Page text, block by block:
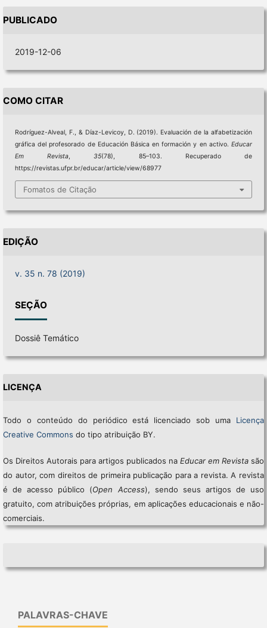
PUBLICADO
2019-12-06
COMO CITAR
Rodríguez-Alveal, F., & Díaz-Levicoy, D. (2019). Evaluación de la alfabetización
gráfica del profesorado de Educación Básica en formación y en activo.Educar
Em Revista,35(78), 85–103. Recuperado de
https://revistas.ufpr.br/educar/article/view/68977
Fomatos de Citação
EDIÇÃO
v. 35 n. 78 (2019)
SEÇÃO
Dossiê Temático
LICENÇA
Todo o conteúdo do periódico está licenciado sob uma Licença
Creative Commons do tipo atribuição BY.
Os Direitos Autorais para artigos publicados naEducar em Revista são
do autor, com direitos de primeira publicação para a revista. A revista
é de acesso público (Open Access), sendo seus artigos de uso
gratuito, com atribuições próprias, em aplicações educacionais e não-
comerciais.
PALAVRAS-CHAVE